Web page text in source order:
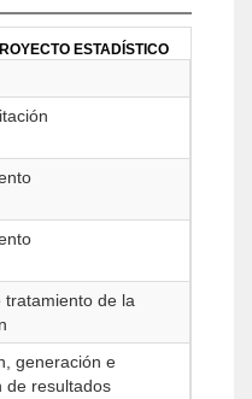
ESTADÍSTICO
tratamiento de la
generación e
de resultados